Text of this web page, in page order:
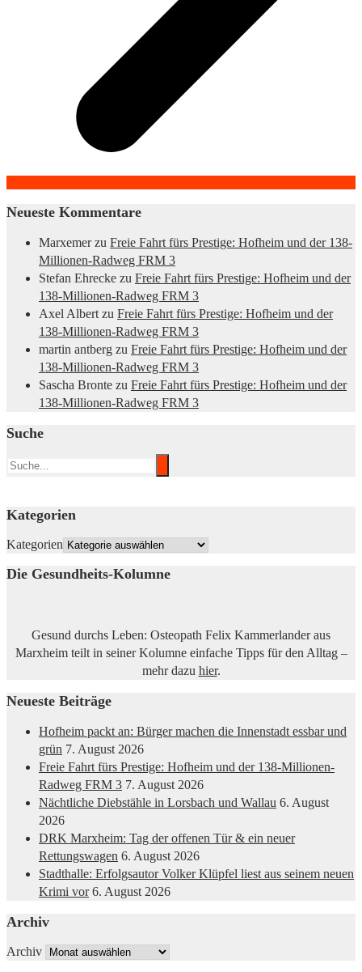
Neueste Kommentare
Marxemerzu Freie Fahrt fürs Prestige: Hofheim und der 138-
Millionen-Radweg FRM 3
Stefan Ehrecke zu Freie Fahrt fürs Prestige: Hofheim und der
138-Millionen-Radweg FRM 3
Axel Albert zu Freie Fahrt fürs Prestige: Hofheim und der
138-Millionen-Radweg FRM 3
martin antberg zu Freie Fahrt fürs Prestige: Hofheim und der
138-Millionen-Radweg FRM 3
Sascha Bronte zu Freie Fahrt fürs Prestige: Hofheim und der
138-Millionen-Radweg FRM 3
Suche
Kategorien
Kategorien
Die Gesundheits-Kolumne
Gesund durchs Leben: Osteopath Felix Kammerlander aus
Marxheim teilt in seiner Kolumne einfache Tipps für den Alltag –
mehr dazu hier.
Neueste Beiträge
Hofheim packt an: Bürger machen die Innenstadt essbar und
grün 7. August 2026
Freie Fahrt fürs Prestige: Hofheim und der 138-Millionen-
Radweg FRM 3 7. August 2026
Nächtliche Diebstähle in Lorsbach und Wallau 6. August
2026
DRK Marxheim: Tag der offenen Tür & ein neuer
Rettungswagen 6. August 2026
Stadthalle: Erfolgsautor Volker Klüpfel liest aus seinem neuen
Krimi vor 6. August 2026
Archiv
Archiv